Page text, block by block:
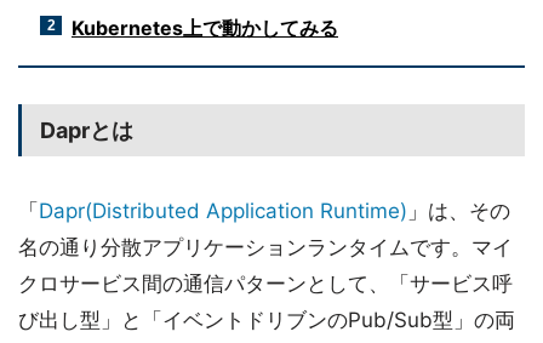
2 Kubernetes上で動かしてみる
Daprとは
「 Dapr(Distributed Application Runtime) 」は、その
名の通り分散アプリケーションランタイムです。マイ
クロサービス間の通信パターンとして、「サービス呼
び出し型」と「イベントドリブンのPub/Sub型」の両